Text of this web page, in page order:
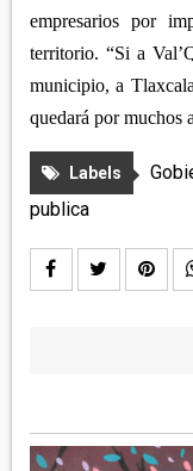
empresarios por
territorio. “Si a
municipio, a
quedará por muchos
Labels
publica